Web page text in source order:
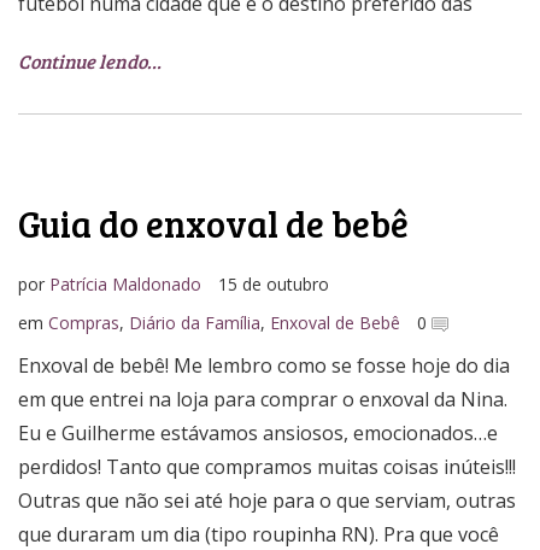
Continue lendo…
Guia do enxoval de bebê
por Patrícia Maldonado
15 de outubro
em Compras, Diário da Família, Enxoval de Bebê 0
Enxoval de bebê! Me lembro como se fosse hoje do dia
em que entrei na loja para comprar o enxoval da Nina.
Eu e Guilherme estávamos ansiosos, emocionados…e
perdidos! Tanto que compramos muitas coisas inúteis!!!
Outras que não sei até hoje para o que serviam, outras
que duraram um dia (tipo roupinha RN). Pra que você